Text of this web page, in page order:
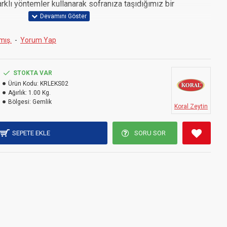
yöntemler kullanarak sofranıza taşıdığımız bir
toplayarak zeytin havuzlarına alıyoruz. Burada
eden siz zeytin severlere bu ürünümüzü kesinlikle
- Yorum Yap
STOKTA VAR
Ürün Kodu: KRLEKS02
Ağırlık: 1.00 Kg.
Bölgesi: Gemlik
Koral Zeytin
SEPETE EKLE SORU SOR